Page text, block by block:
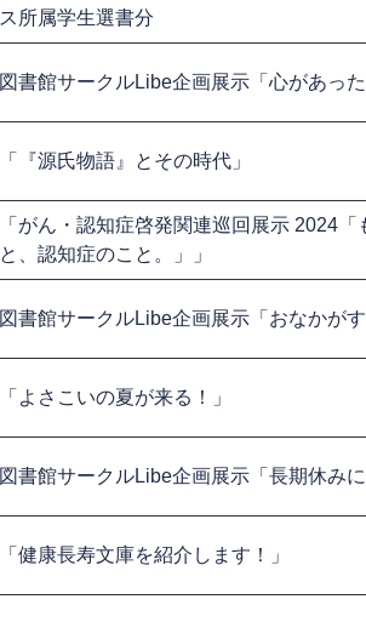
ス所属学生選書分
図書館サークルLibe企画展示「心があった
「『源氏物語』とその時代」
「がん・認知症啓発関連巡回展示 2024
と、認知症のこと。」」
図書館サークルLibe企画展示「おなかがす
「よさこいの夏が来る！」
図書館サークルLibe企画展示「長期休みに
「健康長寿文庫を紹介します！」